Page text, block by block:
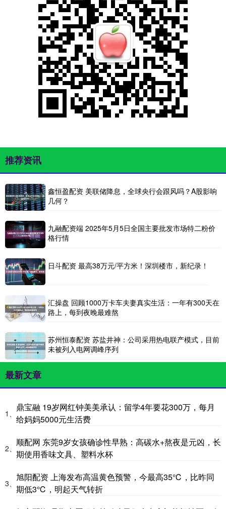
推荐资讯
鑫恒盈配资 美联储降息，全球央行会跟风吗？A股影响
几何？
九融配资端 2025年5月5日全国主要批发市场特二粉价
格行情
日斗配资 最高38万元/平方米！深圳楼市，新纪录！
汇操盘 回顾1000万卡车夫妻真实生活：一年有300天在
路上，每到夜晚最难熬
苏州恒泰配资 苏盐井神：公司采用热电联产模式，目前
未被列入电网调峰序列
最新文章
1、
鼎宝融 19岁网红钟美美承认：留学4年要花300万，每月
给妈妈5000元生活费
2、
顺配网 东莞9岁女孩确诊性早熟：高碳水+熬夜是元凶，长
期使用香味文具、塑料水杯
3、
旭阳配资 上海发布高温黄色预警，今最高35℃，比昨同
期低3℃，明起天气转折